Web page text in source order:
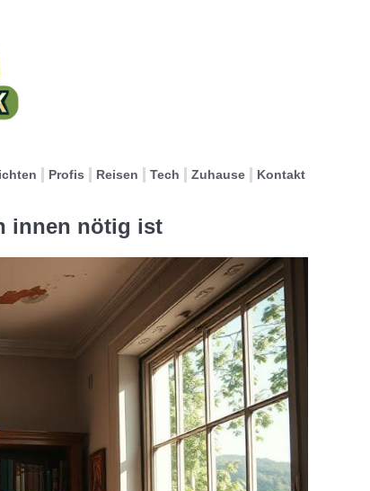
Profis Reisen Tech Zuhause Kontakt
innen nötig ist